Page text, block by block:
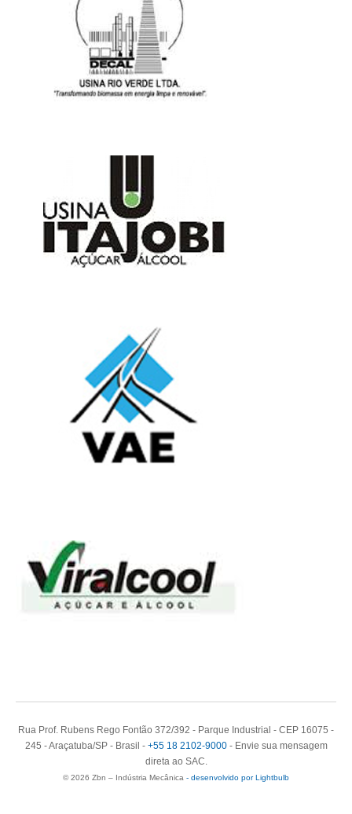
Rua Prof. Rubens Rego Fontão 372/392 - Parque Industrial - CEP 16075 -
245 - Araçatuba/SP - Brasil - +55 18 2102-9000 - Envie sua mensagem
direta ao SAC.
© 2026 Zbn – Indústria Mecânica - desenvolvido por Lightbulb